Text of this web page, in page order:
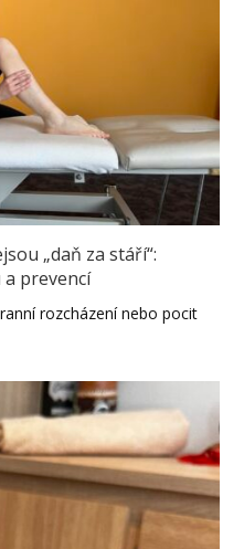
„daň za stáří“:
prevencí
rozcházení nebo pocit